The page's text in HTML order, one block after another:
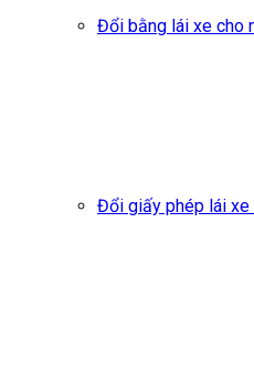
Đổi bằng lái xe cho
Đổi giấy phép lái